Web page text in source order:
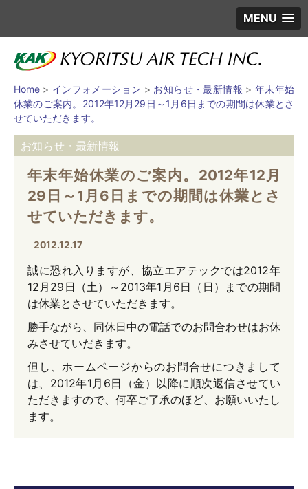
MENU
Home > インフォメーション > お知らせ・最新情報 > 年末年始
休業のご案内。2012年12月29日～1月6日までの期間は休業とさ
せていただきます。
お知らせ・最新情報
年末年始休業のご案内。2012年12月
29日～1月6日までの期間は休業とさ
せていただきます。
2012.12.17
誠に恐れ入りますが、協立エアテックでは2012年
12月29日（土）～2013年1月6日（日）までの期間
は休業とさせていただきます。
勝手ながら、同休日中の電話でのお問合わせはお休
みさせていだきます。
但し、ホームページからのお問合せにつきまして
は、2012年1月6日（金）以降に順次返信させてい
ただきますので、何卒ご了承のほど、お願いいたし
ます。